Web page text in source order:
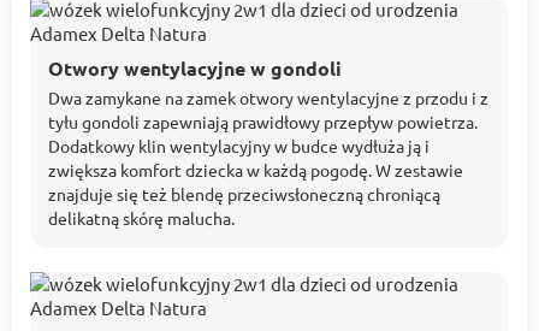
Otwory wentylacyjne w gondoli
Dwa zamykane na zamek otwory wentylacyjne z przodu i z
tyłu gondoli zapewniają prawidłowy przepływ powietrza.
Dodatkowy klin wentylacyjny w budce wydłuża ją i
zwiększa komfort dziecka w każdą pogodę. W zestawie
znajduje się też blendę przeciwsłoneczną chroniącą
delikatną skórę malucha.